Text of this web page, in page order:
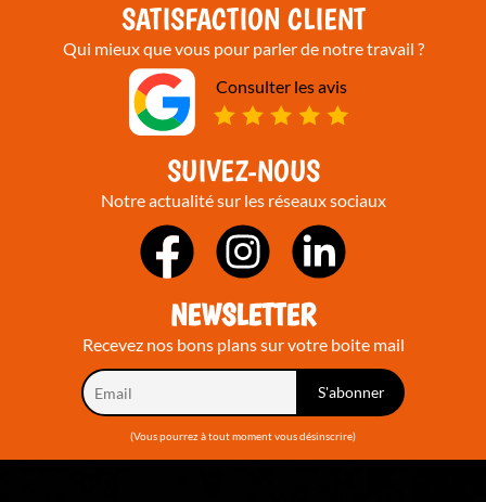
SATISFACTION CLIENT
Qui mieux que vous pour parler de notre travail ?
Consulter les avis
SUIVEZ-NOUS
Notre actualité sur les réseaux sociaux
NEWSLETTER
Recevez nos bons plans sur votre boite mail
(Vous pourrez à tout moment vous désinscrire)